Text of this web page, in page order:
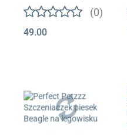
na legowisku Mops
(0)
49.00